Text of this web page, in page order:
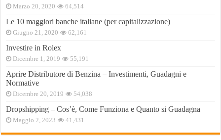
Marzo 20, 2020 64,514
Le 10 maggiori banche italiane (per capitalizzazione)
Giugno 21, 2020 62,161
Investire in Rolex
Dicembre 1, 2019 55,191
Aprire Distributore di Benzina – Investimenti, Guadagni e
Normative
Dicembre 20, 2019 54,038
Dropshipping – Cos’è, Come Funziona e Quanto si Guadagna
Maggio 2, 2023 41,431